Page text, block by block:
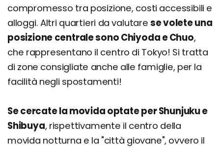
compromesso tra posizione, costi accessibili e
alloggi. Altri quartieri da valutarese volete una
posizione centrale sono Chiyoda e Chuo,
che rappresentano il centro di Tokyo! Si tratta
di zone consigliate anche alle famiglie, per la
facilità negli spostamenti!
Se cercate la movida optate per Shunjuku e
Shibuya, rispettivamente il centro della
movida notturna e la "città giovane", ovvero il